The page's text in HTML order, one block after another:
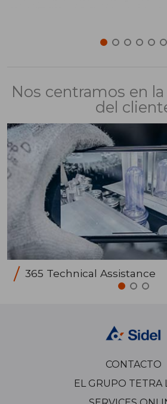
Nos centramos en
del
365 Technical Assistance
CONTACTO
EL GRUPO TETRA